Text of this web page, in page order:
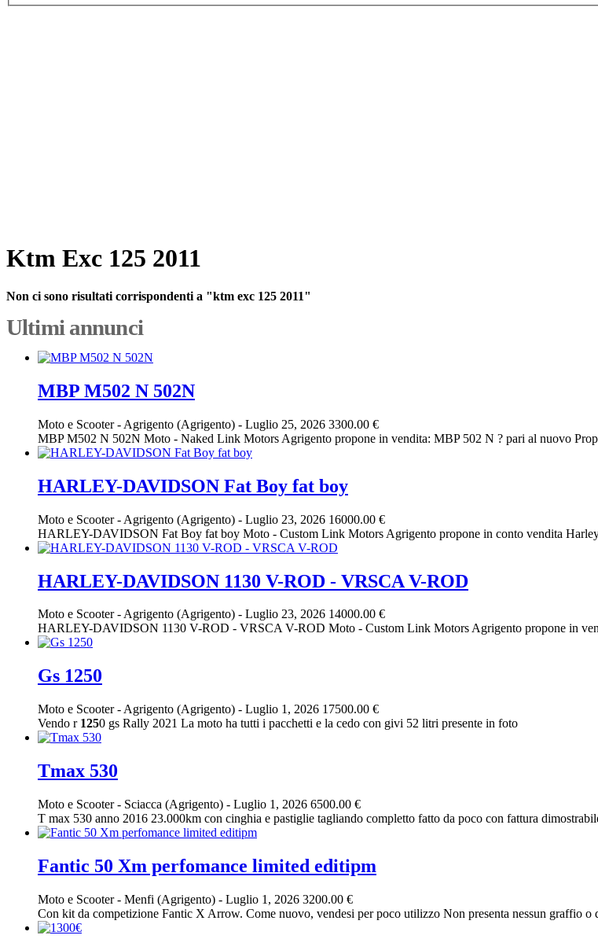
Ktm Exc 125 2011
Non ci sono risultati corrispondenti a "ktm exc 125 2011"
Ultimi annunci
MBP M502 N 502N
Moto e Scooter- Agrigento (Agrigento) - Luglio 25, 2026 3300.00 €
MBP M502 N 502N Moto - Naked Link Motors Agrigento propone in vendita: MBP 502 N ? pari al nuovo
HARLEY-DAVIDSON Fat Boy fat boy
Moto e Scooter- Agrigento (Agrigento) - Luglio 23, 2026 16000.00 €
HARLEY-DAVIDSON Fat Boy fat boy Moto - Custom Link Motors Agrigento propone in conto vendita
HARLEY-DAVIDSON 1130 V-ROD - VRSCA V-ROD
Moto e Scooter-Agrigento (Agrigento) - Luglio 23, 2026 14000.00 €
HARLEY-DAVIDSON 1130 V-ROD - VRSCA V-ROD Moto - Custom Link Motors Agrigento propone in
Gs 1250
Moto e Scooter- Agrigento (Agrigento) - Luglio 1, 2026 17500.00 €
Vendo r 1250 gs Rally 2021 La moto ha tutti i pacchetti e la cedo con givi 52 litri presente in foto
Tmax 530
Moto e Scooter- Sciacca (Agrigento) - Luglio 1, 2026 6500.00 €
T max 530 anno 2016 23.000km con cinghia e pastiglie tagliando completto fatto da poco con fattura
Fantic 50 Xm perfomance limited editipm
Moto e Scooter- Menfi (Agrigento) - Luglio 1, 2026 3200.00 €
Con kit da competizione Fantic X Arrow. Come nuovo, vendesi per poco utilizzo Non presenta nessun graffio o